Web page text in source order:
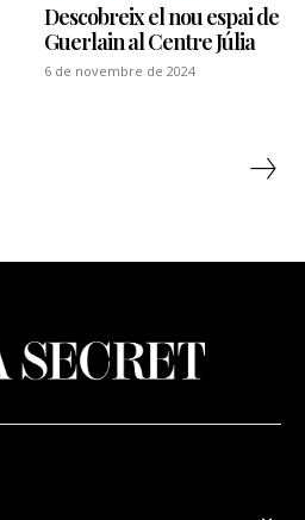
Descobreix el nou espai de
Guerlain al Centre Júlia
6 de novembre de 2024